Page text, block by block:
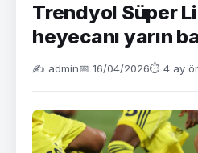
Trendyol Süper
heyecanı yarın
✍️ admin📅 16/04/2026⏱ 4 ay